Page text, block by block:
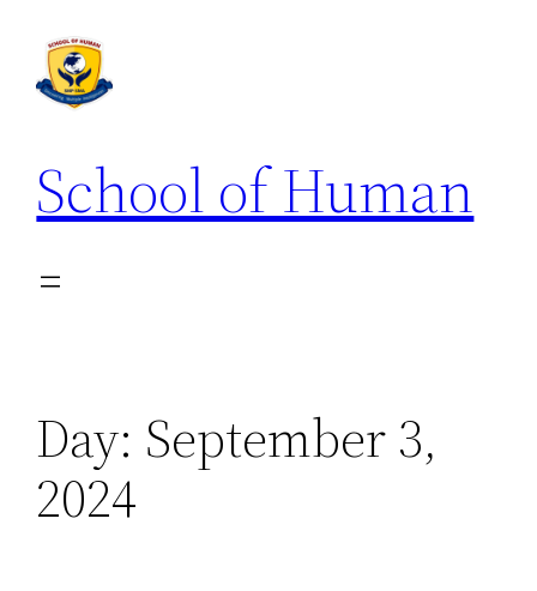
School of Human
Day: September 3,
2024